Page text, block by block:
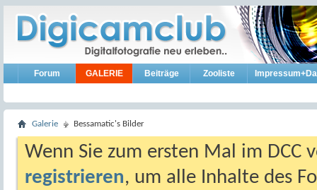
Forum GALERIE Beiträge Zooliste
Galerie Bessamatic's Bilder
Wenn Sie zum ersten Mal im DCC
registrieren, um alle Inhalte des